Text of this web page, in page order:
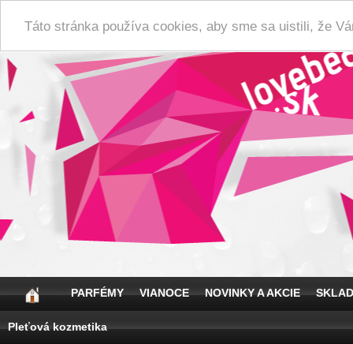
Táto stránka používa cookies, aby sme sa uistili, že
PARFÉMY VIANOCE NOVINKY A AKCIE
Pleťová kozmetika